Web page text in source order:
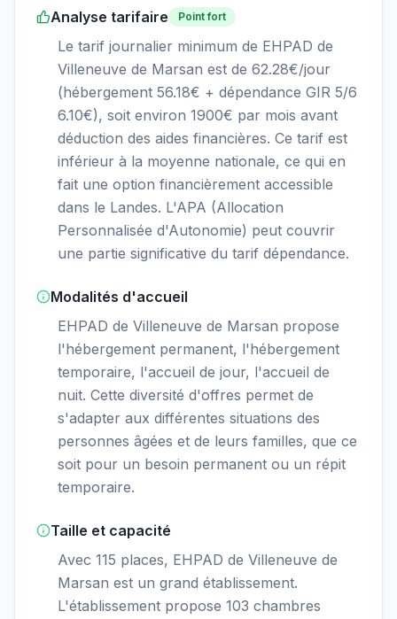
Analyse tarifaire Point fort
Le tarif journalier minimum de EHPAD de
Villeneuve de Marsan est de 62.28€/jour
(hébergement 56.18€ + dépendance GIR 5/6
6.10€), soit environ 1900€ par mois avant
déduction des aides financières. Ce tarif est
inférieur à la moyenne nationale, ce qui en
fait une option financièrement accessible
dans le Landes. L'APA (Allocation
Personnalisée d'Autonomie) peut couvrir
une partie significative du tarif dépendance.
Modalités d'accueil
EHPAD de Villeneuve de Marsan propose
l'hébergement permanent, l'hébergement
temporaire, l'accueil de jour, l'accueil de
nuit. Cette diversité d'offres permet de
s'adapter aux différentes situations des
personnes âgées et de leurs familles, que ce
soit pour un besoin permanent ou un répit
temporaire.
Taille et capacité
Avec 115 places, EHPAD de Villeneuve de
Marsan est un grand établissement.
L'établissement propose 103 chambres